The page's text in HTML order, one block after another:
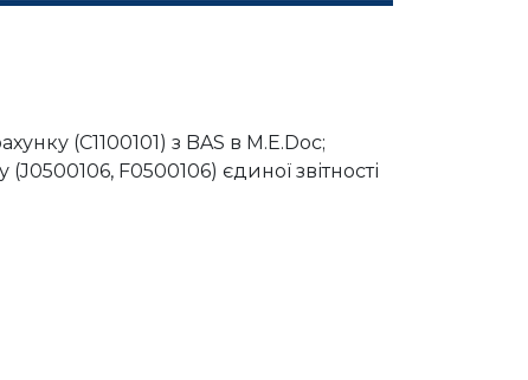
(C1100101) з BAS в M.E.Doc;
F0500106) єдиної звітності